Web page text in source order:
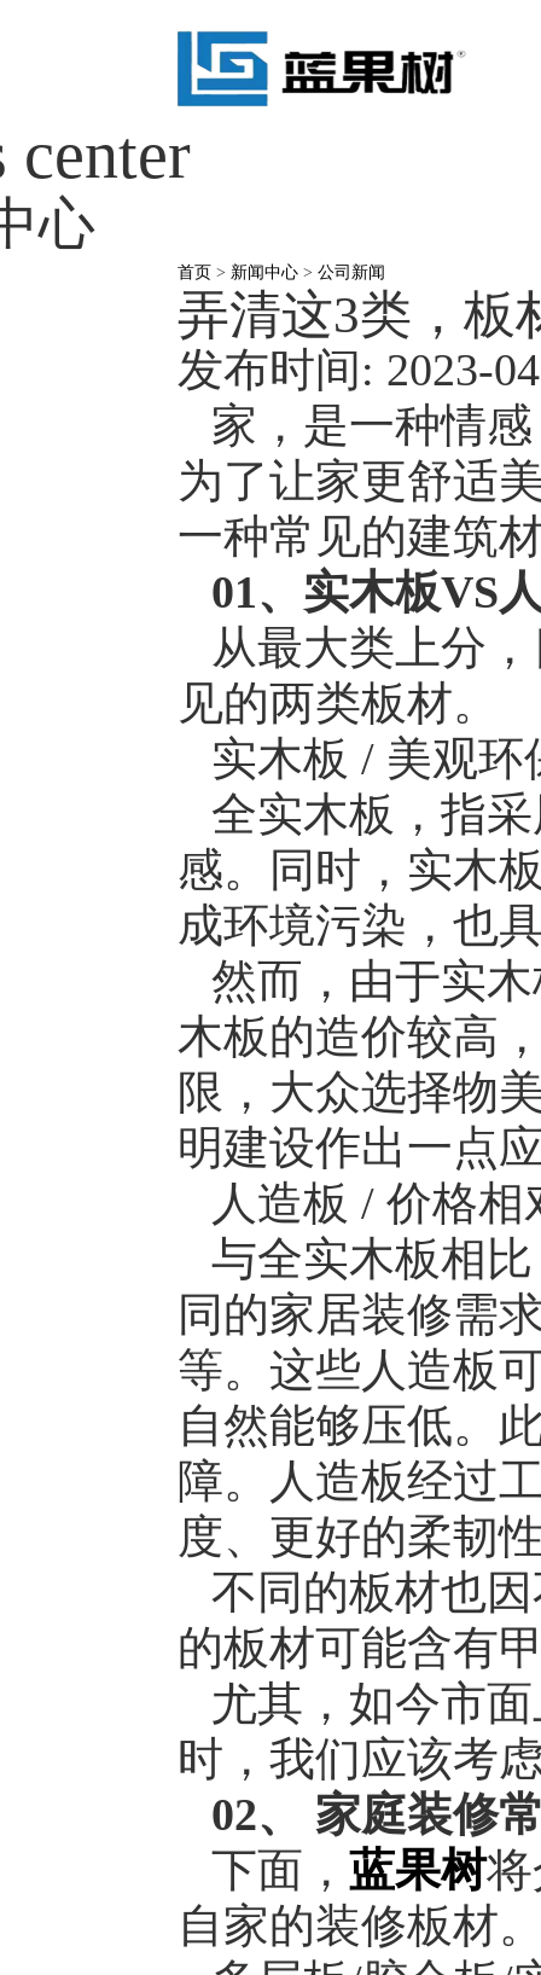
center
心
首页 > 新闻中心> 公司新闻
弄清这3类，板
发布时间: 2023-
家，是一种情
为了让家更舒适
一种常见的建筑
01、实木板VS
从最大类上分
见的两类板材。
实木板 / 美观
全实木板，指
感。同时，实木
成环境污染，也
然而，由于实
木板的造价较高
限，大众选择物
明建设作出一点
人造板 / 价格
与全实木板相
同的家居装修需
等。这些人造板
自然能够压低。
障。人造板经过
度、更好的柔韧
不同的板材也
的板材可能含有
尤其，如今市
时，我们应该考
02、 家庭装修
下面， 蓝果树
自家的装修板材